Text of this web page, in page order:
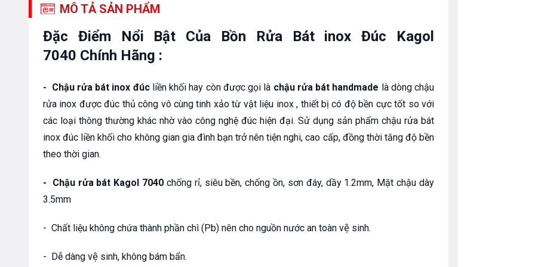
MÔ TẢ SẢN PHẨM
Đặc Điểm Nổi Bật Của Bồn Rửa Bát inox Đúc Kagol
7040 Chính Hãng :
- Chậu rửa bát inox đúc liền khối hay còn được gọi là chậu rửa bát handmade là dòng chậu
rửa inox được đúc thủ công vô cùng tinh xảo từ vật liệu inox , thiết bị có độ bền cực tốt so với
các loại thông thường khác nhờ vào công nghệ đúc hiện đại. Sử dụng sản phẩm chậu rửa bát
inox đúc liền khối cho không gian gia đình bạn trở nên tiện nghi, cao cấp, đồng thời tăng độ bền
theo thời gian.
- Chậu rửa bát Kagol 7040 chống rỉ, siêu bền, chống ồn, sơn đáy, dầy 1.2mm, Mặt chậu dày
3.5mm
- Chất liệu không chứa thành phần chì (Pb) nên cho nguồn nước an toàn vệ sinh.
- Dễ dàng vệ sinh, không bám bẩn.